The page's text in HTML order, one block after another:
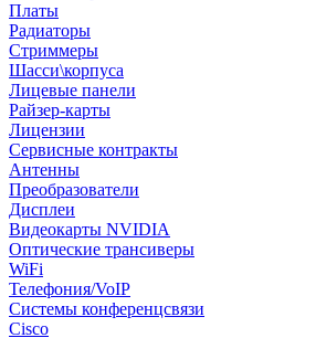
Платы
Радиаторы
Стриммеры
Шасси\корпуса
Лицевые панели
Райзер-карты
Лицензии
Сервисные контракты
Антенны
Преобразователи
Дисплеи
Видеокарты NVIDIA
Оптические трансиверы
WiFi
Телефония/VoIP
Системы конференцсвязи
Cisco